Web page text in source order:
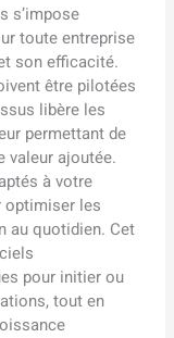
s’impose
toute entreprise
son efficacité.
être pilotées
libère les
permettant de
valeur ajoutée.
à votre
optimiser les
au quotidien. Cet
pour initier ou
tout en